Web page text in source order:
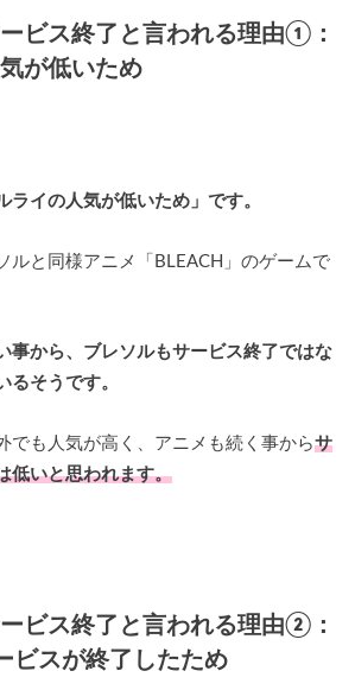
ビス終了と言われる理由①：
が低いため
ライの人気が低いため」です。
ルと同様アニメ「BLEACH」のゲームで
事から、ブレソルもサービス終了ではな
るそうです。
でも人気が高く、アニメも続く事からサ
低いと思われます。
ビス終了と言われる理由②：
ビスが終了したため